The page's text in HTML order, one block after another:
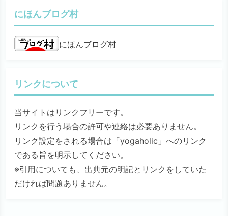
にほんブログ村
にほんブログ村
リンクについて
当サイトはリンクフリーです。
リンクを行う場合の許可や連絡は必要ありません。
リンク設定をされる場合は「yogaholic」へのリンク
である旨を明示してください。
※引用についても、出典元の明記とリンクをしていた
だければ問題ありません。